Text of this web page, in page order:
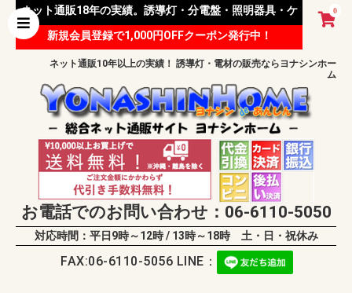
0
ネット通販18年の実績。誘導灯・分電盤・照明器具・ケ
ーブル等 様々な資材を取り扱っています。
新規会員登録で1,000円OFFクーポン発行中！
ネット通販10年以上の実績！ 誘導灯・電材の販売ならヨナシンホー
ム
お電話でのお問い合わせ：06-6110-5050
対応時間：平日9時～12時 / 13時～18時 土・日・祝休み
FAX:06-6110-5056 LINE：